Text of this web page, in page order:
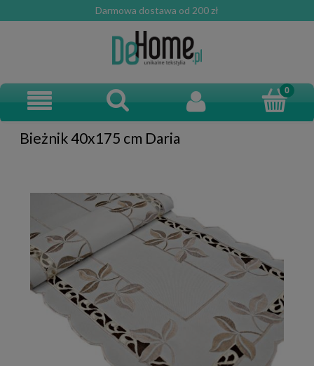
Darmowa dostawa od 200 zł
Bieżnik 40x175 cm Daria